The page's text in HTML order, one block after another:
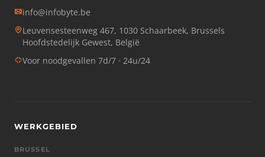
info@infobyte.be
Leuvensesteenweg 467, 1030 Schaarbeek, Brussels
Hoofdstedelijk Gewest, België
Voor noodgevallen 7d/7 · 24u/24
WERKGEBIED
BRUSSEL